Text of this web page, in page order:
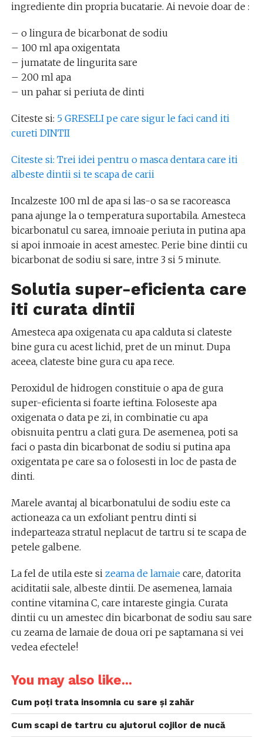
ingrediente din propria bucatarie. Ai nevoie doar de :
– o lingura de bicarbonat de sodiu
– 100 ml apa oxigentata
– jumatate de lingurita sare
– 200 ml apa
– un pahar si periuta de dinti
Citeste si: 5 GRESELI pe care sigur le faci cand iti
cureti DINTII
Citeste si: Trei idei pentru o masca dentara care iti
albeste dintii si te scapa de carii
Incalzeste 100 ml de apa si las-o sa se racoreasca
pana ajunge la o temperatura suportabila. Amesteca
bicarbonatul cu sarea, imnoaie periuta in putina apa
si apoi inmoaie in acest amestec. Perie bine dintii cu
bicarbonat de sodiu si sare, intre 3 si 5 minute.
Solutia super-eficienta care
iti curata dintii
Amesteca apa oxigenata cu apa calduta si clateste
bine gura cu acest lichid, pret de un minut. Dupa
aceea, clateste bine gura cu apa rece.
Peroxidul de hidrogen constituie o apa de gura
super-eficienta si foarte ieftina. Foloseste apa
oxigenata o data pe zi, in combinatie cu apa
obisnuita pentru a clati gura. De asemenea, poti sa
faci o pasta din bicarbonat de sodiu si putina apa
oxigentata pe care sa o folosesti in loc de pasta de
dinti.
Marele avantaj al bicarbonatului de sodiu este ca
actioneaza ca un exfoliant pentru dinti si
indeparteaza stratul neplacut de tartru si te scapa de
petele galbene.
La fel de utila este si zeama de lamaiecare, datorita
aciditatii sale, albeste dintii. De asemenea, lamaia
contine vitamina C, care intareste gingia. Curata
dintii cu un amestec din bicarbonat de sodiu sau sare
cu zeama de lamaie de doua ori pe saptamana si vei
vedea efectele!
You may also like...
Cum poți trata insomnia cu sare și zahăr
Cum scapi de tartru cu ajutorul cojilor de nucă